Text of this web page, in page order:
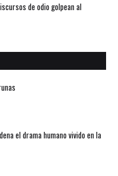
de odio golpean al
el drama humano vivido en la